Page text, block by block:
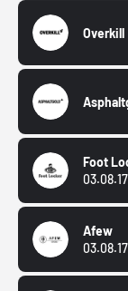
Overkill
Foot
Afew